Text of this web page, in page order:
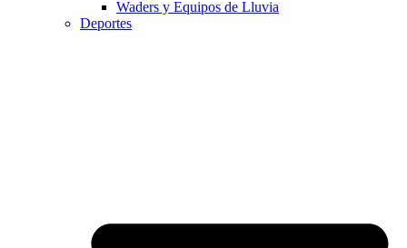
Waders y Equipos de Lluvia
Deportes